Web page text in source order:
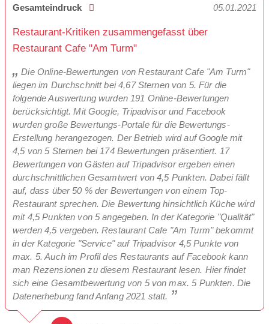
Gesamteindruck 05.01.2021
Restaurant-Kritiken zusammengefasst über
Restaurant Cafe "Am Turm"
Die Online-Bewertungen von Restaurant Cafe "Am Turm"
liegen im Durchschnitt bei 4,67 Sternen von 5. Für die
folgende Auswertung wurden 191 Online-Bewertungen
berücksichtigt. Mit Google, Tripadvisor und Facebook
wurden große Bewertungs-Portale für die Bewertungs-
Erstellung herangezogen. Der Betrieb wird auf Google mit
4,5 von 5 Sternen bei 174 Bewertungen präsentiert. 17
Bewertungen von Gästen auf Tripadvisor ergeben einen
durchschnittlichen Gesamtwert von 4,5 Punkten. Dabei fällt
auf, dass über 50 % der Bewertungen von einem Top-
Restaurant sprechen. Die Bewertung hinsichtlich Küche wird
mit 4,5 Punkten von 5 angegeben. In der Kategorie "Qualität"
werden 4,5 vergeben. Restaurant Cafe "Am Turm" bekommt
in der Kategorie "Service" auf Tripadvisor 4,5 Punkte von
max. 5. Auch im Profil des Restaurants auf Facebook kann
man Rezensionen zu diesem Restaurant lesen. Hier findet
sich eine Gesamtbewertung von 5 von max. 5 Punkten. Die
Datenerhebung fand Anfang 2021 statt.